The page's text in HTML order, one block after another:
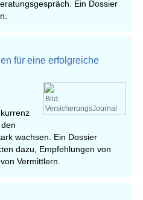
Ein Dossier
für eine erfolgreiche
Bild:
VersicherungsJournal
wachsen. Ein Dossier
dazu, Empfehlungen von
Vermittlern.